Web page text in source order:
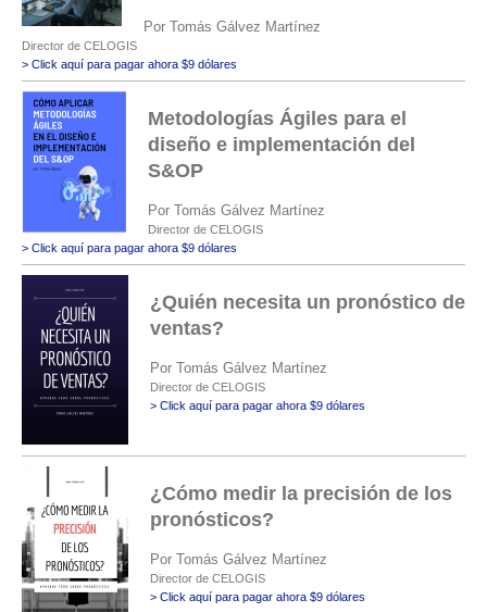
Por Tomás Gálvez Martínez
Director de CELOGIS
> Click aquí para pagar ahora $9 dólares
Metodologías Ágiles para el
diseño e implementación del
S&OP
Por Tomás Gálvez Martínez
Director de CELOGIS
> Click aquí para pagar ahora $9 dólares
¿Quién necesita un pronóstico de
ventas?
Por Tomás Gálvez Martínez
Director de CELOGIS
> Click aquí para pagar ahora $9 dólares
¿Cómo medir la precisión de los
pronósticos?
Por Tomás Gálvez Martínez
Director de CELOGIS
> Click aquí para pagar ahora $9 dólares